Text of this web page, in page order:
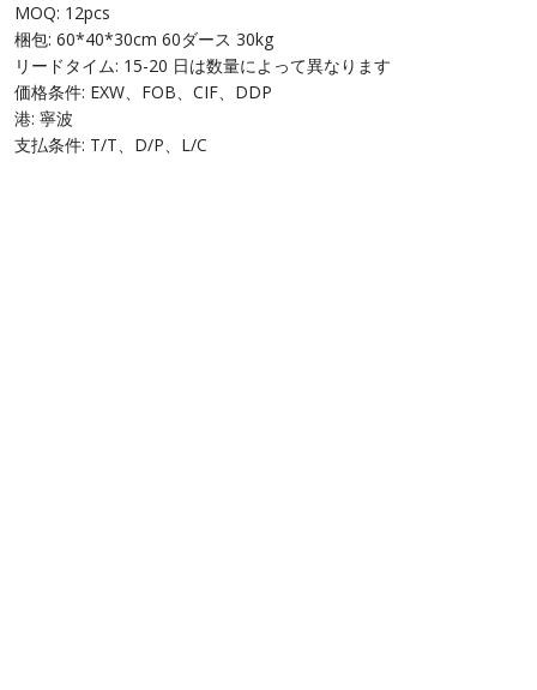
MOQ: 12pcs
梱包: 60*40*30cm 60ダース 30kg
リードタイム: 15-20 日は数量によって異なります
価格条件: EXW、FOB、CIF、DDP
港: 寧波
支払条件: T/T、D/P、L/C